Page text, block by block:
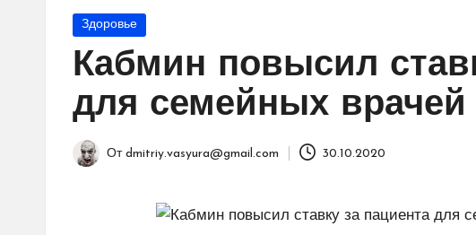
Опубликовано
Здоровье
Кабмин повысил
для семейных врачей
Запись
От dmitriy.vasyura@gmail.com 30.10.2020